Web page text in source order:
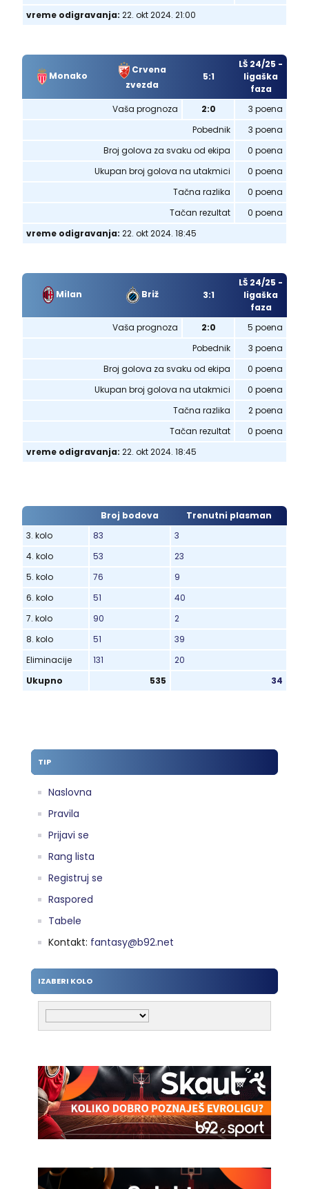
vreme odigravanja: 22. okt 2024. 21:00
Monako
Crvena
zvezda
5:1
LŠ 24/25 -
ligaška
faza
Vaša prognoza
2:0
3 poena
Pobednik
3 poena
Broj golova za svaku od ekipa
0 poena
Ukupan broj golova na utakmici
0 poena
Tačna razlika
0 poena
Tačan rezultat
0 poena
vreme odigravanja: 22. okt 2024. 18:45
Milan Briž 3:1
LŠ 24/25 -
ligaška
faza
Vaša prognoza
2:0
5 poena
Pobednik
3 poena
Broj golova za svaku od ekipa
0 poena
Ukupan broj golova na utakmici
0 poena
Tačna razlika
2 poena
Tačan rezultat
0 poena
vreme odigravanja: 22. okt 2024. 18:45
Broj bodova
Trenutni plasman
3. kolo
83
3
4. kolo
53
23
5. kolo
76
9
6. kolo
51
40
7. kolo
90
2
8. kolo
51
39
Eliminacije
131
20
Ukupno
535 34
TIP
Naslovna
Pravila
Prijavi se
Rang lista
Registruj se
Raspored
Tabele
Kontakt: fantasy@b92.net
IZABERI KOLO